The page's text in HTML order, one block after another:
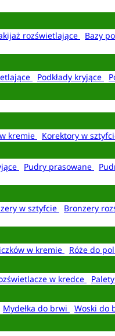
rozświetlające Bazy
Podkłady kryjące
kremie Korektory w
Pudry prasowane
w sztyfcie Bronzery
w kremie Róże do
w kredce
Mydełka do brwi Woski do